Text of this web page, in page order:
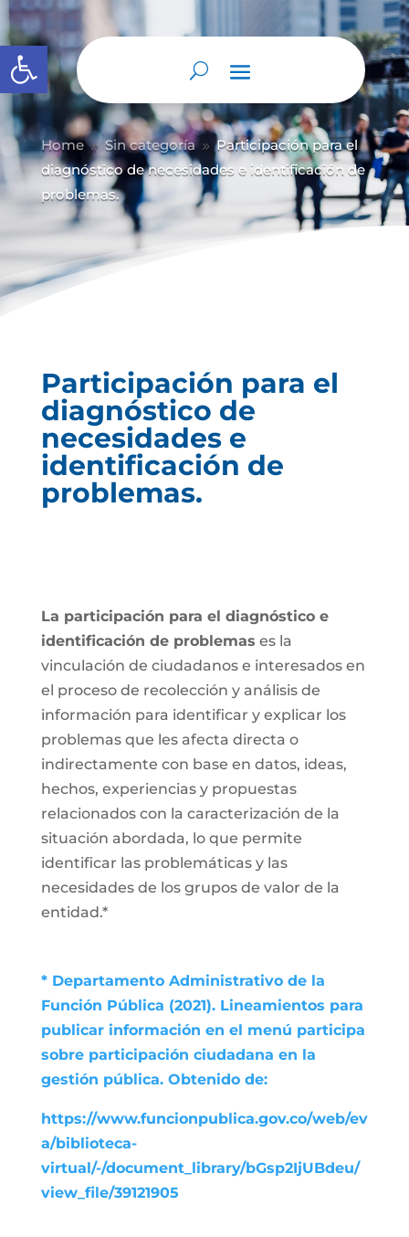
Abrir barra de herramientas
Home 9 Sin categoría 9 Participación para el
diagnóstico de necesidades e identificación de
problemas.
Participación para el
diagnóstico de
necesidades e
identificación de
problemas.
La participación para el diagnóstico e
identificación de problemas es la
vinculación de ciudadanos e interesados en
el proceso de recolección y análisis de
información para identificar y explicar los
problemas que les afecta directa o
indirectamente con base en datos, ideas,
hechos, experiencias y propuestas
relacionados con la caracterización de la
situación abordada, lo que permite
identificar las problemáticas y las
necesidades de los grupos de valor de la
entidad.*
* Departamento Administrativo de la
Función Pública (2021). Lineamientos para
publicar información en el menú participa
sobre participación ciudadana en la
gestión pública. Obtenido de:
https://www.funcionpublica.gov.co/web/ev
a/biblioteca-
virtual/-/document_library/bGsp2IjUBdeu/
view_file/39121905